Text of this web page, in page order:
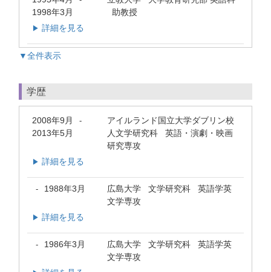
1998年3月
助教授
▶ 詳細を見る
▼全件表示
学歴
2008年9月 -
2013年5月
アイルランド国立大学ダブリン校
人文学研究科 英語・演劇・映画
研究専攻
▶ 詳細を見る
- 1988年3月
広島大学 文学研究科 英語学英
文学専攻
▶ 詳細を見る
- 1986年3月
広島大学 文学研究科 英語学英
文学専攻